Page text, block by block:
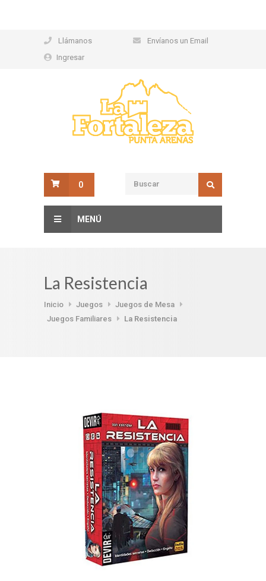
Llámanos
Envíanos un Email
Ingresar
0
MENÚ
La Resistencia
Inicio Juegos
Juegos de Mesa
Juegos Familiares
La Resistencia